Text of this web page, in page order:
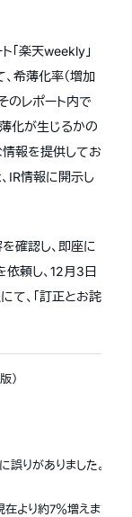
「楽天weekly」
希薄化率（増加
のレポート内で
化が生じるかの
報を提供してお
IR情報に開示し
確認し、即座に
頼し、12月3日
て、「訂正とお詫
）
誤りがありました。
り約7％増えます。